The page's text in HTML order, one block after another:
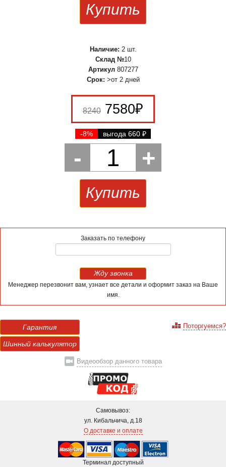
Купить
Наличие: 2 шт.
Склад №10
Артикул 807277
Срок: >от 2 дней
8240 7580₽
-8% выгода 660 ₽
- 1 +
Купить
Заказать по телефону
Жду звонка
Менеджер перезвонит вам, узнает все детали и оформит заказ на Ваше
имя.
Гарантия
Шинный калькулятор
Поторгуемся?
Видеообзор данного товара
Самовывоз:
ул. Кибальчича, д.18
О доставке и оплате
Терминал доступный